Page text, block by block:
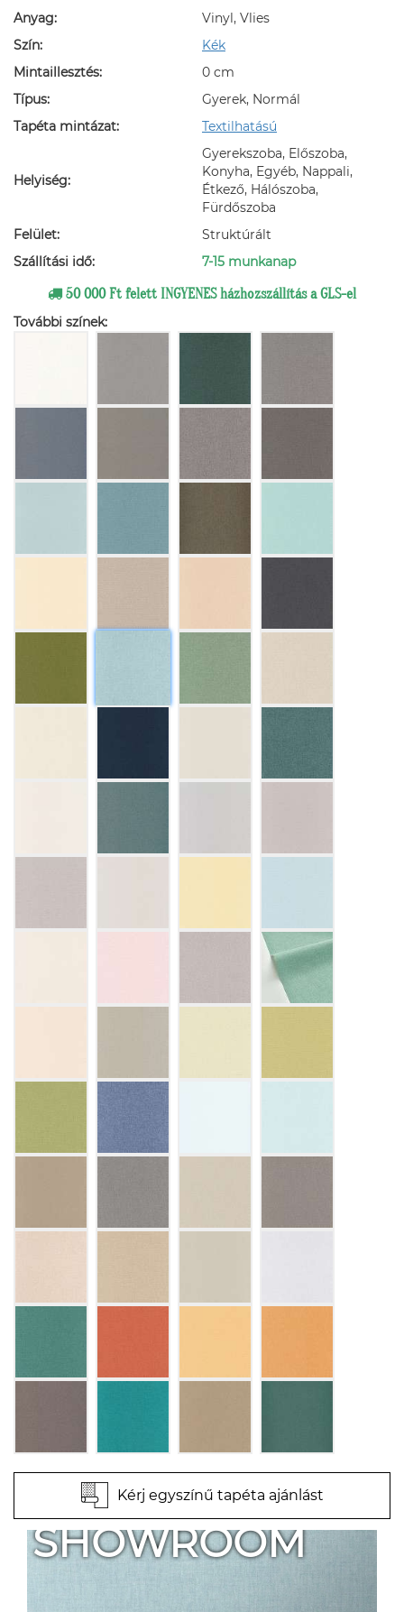
Anyag:
Vinyl, Vlies
Szín:
Kék
Mintaillesztés:
0 cm
Típus:
Gyerek, Normál
Tapéta mintázat:
Textilhatású
Helyiség:
Gyerekszoba, Előszoba,
Konyha, Egyéb, Nappali,
Étkező, Hálószoba,
Fürdőszoba
Felület:
Struktúrált
Szállítási idő:
7-15 munkanap
50 000 Ft felett INGYENES házhozszállítás a GLS-el
További színek:
Kérj egyszínű tapéta ajánlást
SHOWROOM